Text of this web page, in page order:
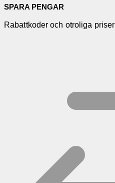
SPARA PENGAR
Rabattkoder och otroliga priser